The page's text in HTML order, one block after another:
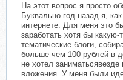
На этот вопрос я просто
Буквально год назад я,
интернете. Для меня это
заработать хотя бы
тематические блоги,
больше чем 100 рублей в
не хотел
вложения. У меня были